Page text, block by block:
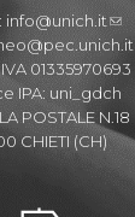
info@unich.it
01335970693
IPA: uni_gdch
POSTALE N.18
CHIETI (CH)